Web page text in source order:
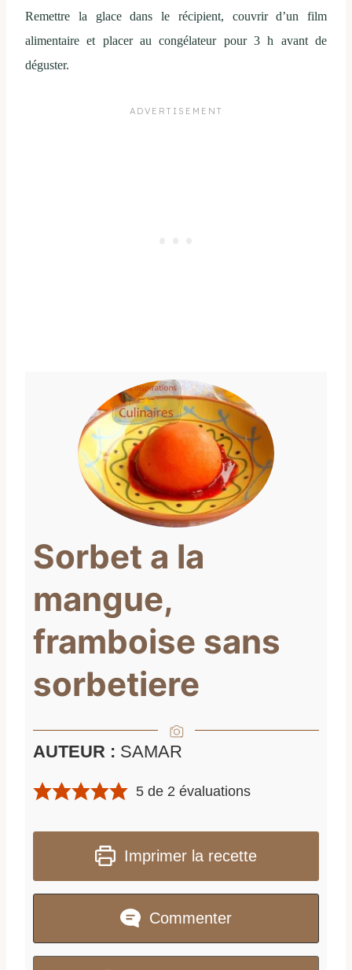
Remettre la glace dans le récipient, couvrir d’un film
alimentaire et placer au congélateur pour 3 h avant de
déguster.
Sorbet a la
mangue,
framboise sans
sorbetiere
AUTEUR : SAMAR
5 de 2 évaluations
Imprimer la recette
Commenter